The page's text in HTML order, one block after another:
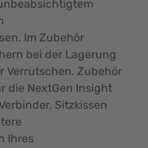
Im Zubehör
bei der Lagerung
Verrutschen. Zubehör
die NextGen Insight
Sitzkissen
Ihres